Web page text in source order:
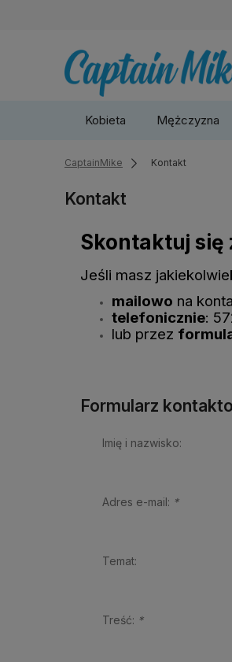
Kobieta Mężczyzna
CaptainMike Kontakt
Kontakt
Skontaktuj się
Jeśli masz
mailowo na
telefonicznie:
lub przez
Formularz
Imię i nazwisko:
Adres e-mail: *
Temat:
Treść: *